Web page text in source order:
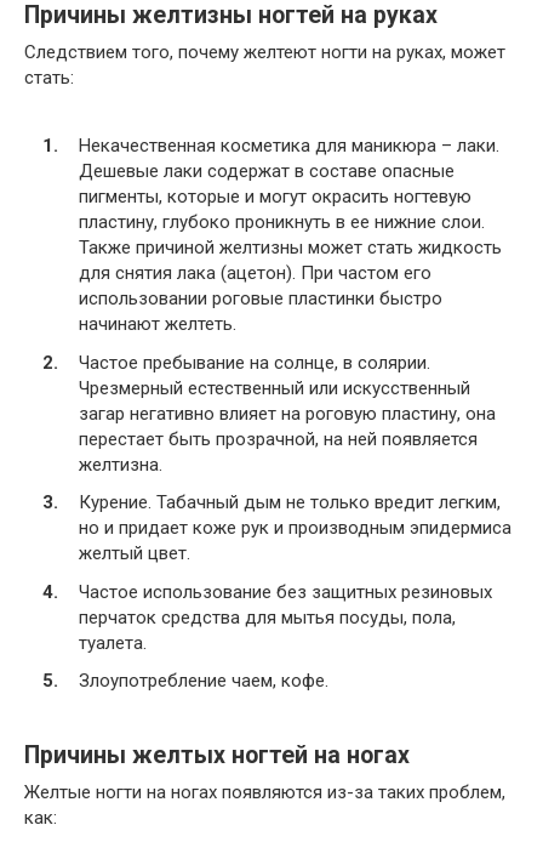
Причины желтизны ногтей на руках
Следствием того, почему желтеют ногти на руках, может
стать:
Некачественная косметика для маникюра – лаки.
Дешевые лаки содержат в составе опасные
пигменты, которые и могут окрасить ногтевую
пластину, глубоко проникнуть в ее нижние слои.
Также причиной желтизны может стать жидкость
для снятия лака (ацетон). При частом его
использовании роговые пластинки быстро
начинают желтеть.
Частое пребывание на солнце, в солярии.
Чрезмерный естественный или искусственный
загар негативно влияет на роговую пластину, она
перестает быть прозрачной, на ней появляется
желтизна.
Курение. Табачный дым не только вредит легким,
но и придает коже рук и производным эпидермиса
желтый цвет.
Частое использование без защитных резиновых
перчаток средства для мытья посуды, пола,
туалета.
Злоупотребление чаем, кофе.
Причины желтых ногтей на ногах
Желтые ногти на ногах появляются из-за таких проблем,
как: